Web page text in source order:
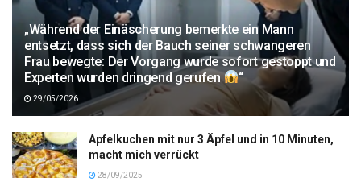
„Während der Einäscherung bemerkte ein Mann
entsetzt, dass sich der Bauch seiner schwangeren
Frau bewegte: Der Vorgang wurde sofort gestoppt und
Experten wurden dringend gerufen
“
29/05/2026
Apfelkuchen mit nur 3 Äpfel und in 10 Minuten,
macht mich verrückt
28/09/2025